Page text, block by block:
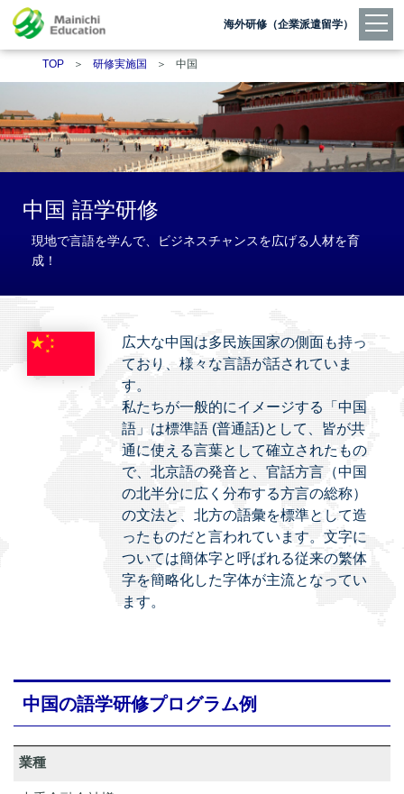
海外研修（企業派遣留学）
TOP ＞ 研修実施国 ＞ 中国
中国 語学研修
現地で言語を学んで、ビジネスチャンスを広げる人材を育
成！
広大な中国は多民族国家の側面も持っ
ており、様々な言語が話されていま
す。
私たちが一般的にイメージする「中国
語」は標準語 (普通話)として、皆が共
通に使える言葉として確立されたもの
で、北京語の発音と、官話方言（中国
の北半分に広く分布する方言の総称）
の文法と、北方の語彙を標準として造
ったものだと言われています。文字に
ついては簡体字と呼ばれる従来の繁体
字を簡略化した字体が主流となってい
ます。
中国の語学研修プログラム例
業種